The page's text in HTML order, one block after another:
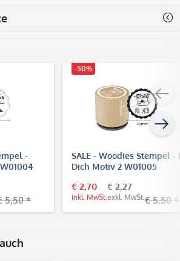
-
5,50 *
-50%
SALE - Woodies Stempel -
Dich Motiv 2 W01005
€ 2,70
inkl. MwSt.
€ 2,27
exkl. MwSt. € 5,50 *